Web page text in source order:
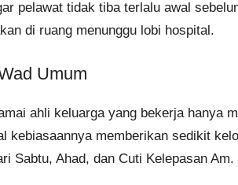
pelawat tidak tiba terlalu awal
di ruang menunggu lobi hospital.
Umum
ahli keluarga yang bekerja hanya
kebiasaannya memberikan sedikit
Sabtu, Ahad, dan Cuti Kelepasan Am.